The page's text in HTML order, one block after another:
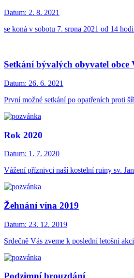
Datum: 2. 8. 2021
se koná v sobotu 7. srpna 2021 od 14
Setkání bývalých obyvatel
Datum: 26. 6. 2021
První možné setkání po opatřeních proti
Rok 2020
Datum: 1. 7. 2020
Vážení příznivci naší kostelní ruiny sv.
Žehnání vína 2019
Datum: 23. 12. 2019
Srdečně Vás zveme k poslední letošní